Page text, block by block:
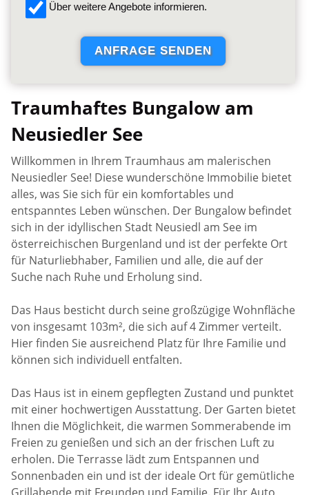
Über weitere Angebote informieren.
Traumhaftes Bungalow am
Neusiedler See
Willkommen in Ihrem Traumhaus am malerischen
Neusiedler See! Diese wunderschöne Immobilie bietet
alles, was Sie sich für ein komfortables und
entspanntes Leben wünschen. Der Bungalow befindet
sich in der idyllischen Stadt Neusiedl am See im
österreichischen Burgenland und ist der perfekte Ort
für Naturliebhaber, Familien und alle, die auf der
Suche nach Ruhe und Erholung sind.
Das Haus besticht durch seine großzügige Wohnfläche
von insgesamt 103m², die sich auf 4 Zimmer verteilt.
Hier finden Sie ausreichend Platz für Ihre Familie und
können sich individuell entfalten.
Das Haus ist in einem gepflegten Zustand und punktet
mit einer hochwertigen Ausstattung. Der Garten bietet
Ihnen die Möglichkeit, die warmen Sommerabende im
Freien zu genießen und sich an der frischen Luft zu
erholen. Die Terrasse lädt zum Entspannen und
Sonnenbaden ein und ist der ideale Ort für gemütliche